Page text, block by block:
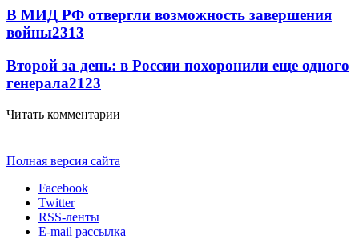
В МИД РФ отвергли возможность завершения
войны2313
Второй за день: в России похоронили еще одного
генерала2123
Читать комментарии
Полная версия сайта
Facebook
Twitter
RSS-ленты
E-mail рассылка